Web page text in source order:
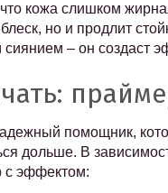
что кожа слишком
но и продлит
– он создаст
помощник,
дольше. В
с эффектом: